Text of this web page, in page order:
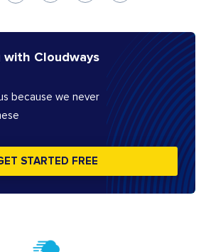
Cloudways
because we never
STARTED FREE